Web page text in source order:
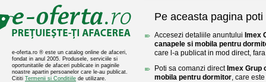
e-oferta.ro ® este un catalog online de afaceri,
fondat in anul 2005. Produsele, serviciile si
oportunitatile de afaceri publicate in paginile
noastre apartin persoanelor care le-au publicat.
Cititi Termenii si Conditiile de utilizare.
Pe aceasta pagina poti
Accesezi detaliile anuntului Imex
canapele si mobila pentru
care l-a publicat in mod direct,
Poti sa comanzi direct Imex Grup
mobila pentru dormitor, care